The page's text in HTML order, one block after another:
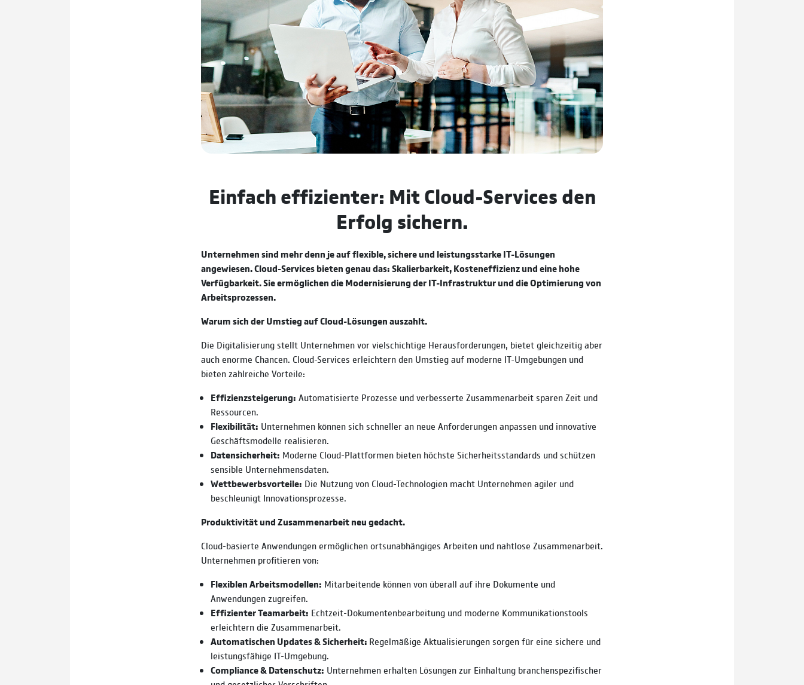
Einfach effizienter: Mit Cloud-Services den
Erfolg sichern.
Unternehmen sind mehr denn je auf flexible, sichere und leistungsstarke IT-Lösungen
angewiesen. Cloud-Services bieten genau das: Skalierbarkeit, Kosteneffizienz und eine hohe
Verfügbarkeit. Sie ermöglichen die Modernisierung der IT-Infrastruktur und die Optimierung von
Arbeitsprozessen.
Warum sich der Umstieg auf Cloud-Lösungen auszahlt.
Die Digitalisierung stellt Unternehmen vor vielschichtige Herausforderungen, bietet gleichzeitig aber
auch enorme Chancen. Cloud-Services erleichtern den Umstieg auf moderne IT-Umgebungen und
bieten zahlreiche Vorteile:
Effizienzsteigerung: Automatisierte Prozesse und verbesserte Zusammenarbeit sparen Zeit und
Ressourcen.
Flexibilität: Unternehmen können sich schneller an neue Anforderungen anpassen und innovative
Geschäftsmodelle realisieren.
Datensicherheit: Moderne Cloud-Plattformen bieten höchste Sicherheitsstandards und schützen
sensible Unternehmensdaten.
Wettbewerbsvorteile: Die Nutzung von Cloud-Technologien macht Unternehmen agiler und
beschleunigt Innovationsprozesse.
Produktivität und Zusammenarbeit neu gedacht.
Cloud-basierte Anwendungen ermöglichen ortsunabhängiges Arbeiten und nahtlose Zusammenarbeit.
Unternehmen profitieren von:
Flexiblen Arbeitsmodellen: Mitarbeitende können von überall auf ihre Dokumente und
Anwendungen zugreifen.
Effizienter Teamarbeit: Echtzeit-Dokumentenbearbeitung und moderne Kommunikationstools
erleichtern die Zusammenarbeit.
Automatischen Updates & Sicherheit: Regelmäßige Aktualisierungen sorgen für eine sichere und
leistungsfähige IT-Umgebung.
Compliance & Datenschutz: Unternehmen erhalten Lösungen zur Einhaltung branchenspezifischer